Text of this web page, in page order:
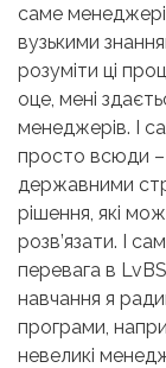
саме
вузькими
розуміти ці
оце, мені
менеджерів. І
просто всюди –
державними
рішення, які
розв’язати. І
перевага в
навчання я
програми,
невеликі